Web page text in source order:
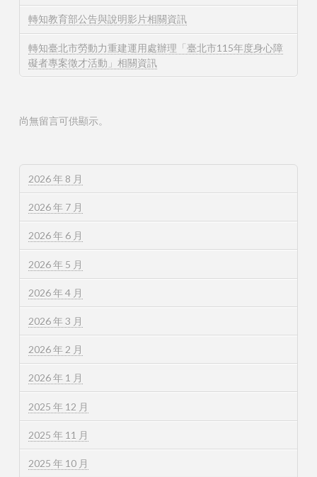
轉知教育部公告與說明影片相關資訊
轉知臺北市勞動力重建運用處辦理「臺北市115年度身心障
礙者專案徵才活動」相關資訊
尚無留言可供顯示。
2026 年 8 月
2026 年 7 月
2026 年 6 月
2026 年 5 月
2026 年 4 月
2026 年 3 月
2026 年 2 月
2026 年 1 月
2025 年 12 月
2025 年 11 月
2025 年 10 月